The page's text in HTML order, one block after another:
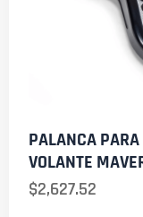
PALANCA
VOLANTE
$2,627.52